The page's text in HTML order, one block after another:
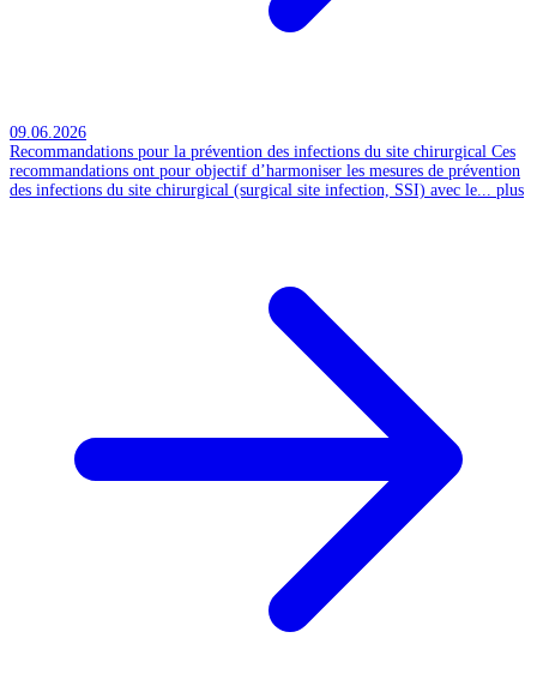
09.06.2026
Recommandations pour la prévention des infections du site chirurgical Ces
recommandations ont pour objectif d’harmoniser les mesures de prévention
des infections du site chirurgical (surgical site infection, SSI) avec le... plus